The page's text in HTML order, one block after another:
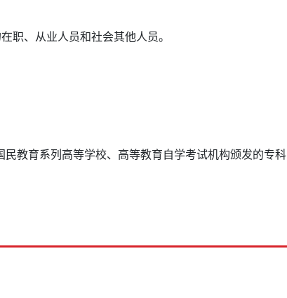
、从业人员和社会其他人员。
教育系列高等学校、高等教育自学考试机构颁发的专科